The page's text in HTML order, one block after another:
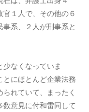
官１人で、その他の６
系、２人が刑事系と
なくなっていま
にほとんど企業法務
れていて、まったく
意見に付和雷同して